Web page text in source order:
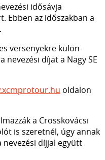
idősávja
Ebben az időszakban a
versenyekre külön-
nevezési díjat a Nagy SE
oldalon
a Crosskovácsi
is szeretnél, úgy annak
nevezési díjjal együtt